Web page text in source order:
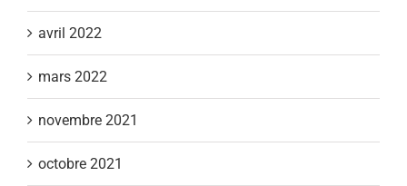
avril 2022
mars 2022
novembre 2021
octobre 2021